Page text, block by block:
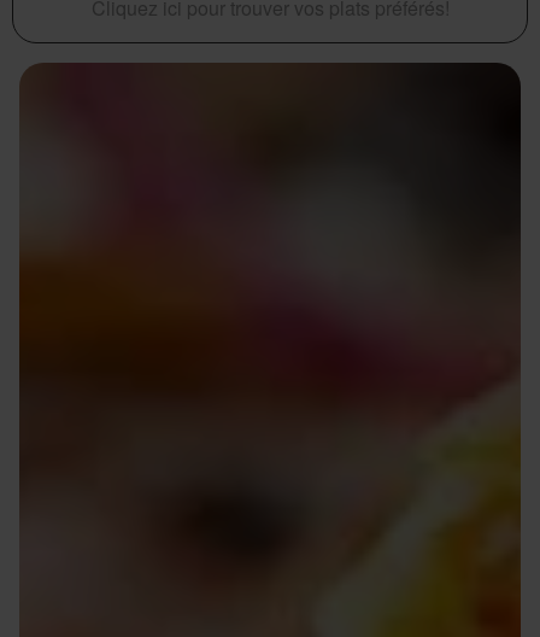
Cliquez ici pour trouver vos plats préférés!